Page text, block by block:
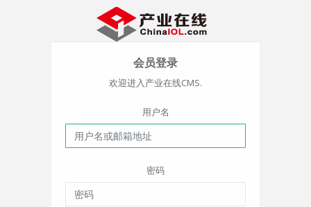
会员登录
欢迎进入产业在线CMS.
用户名
密码